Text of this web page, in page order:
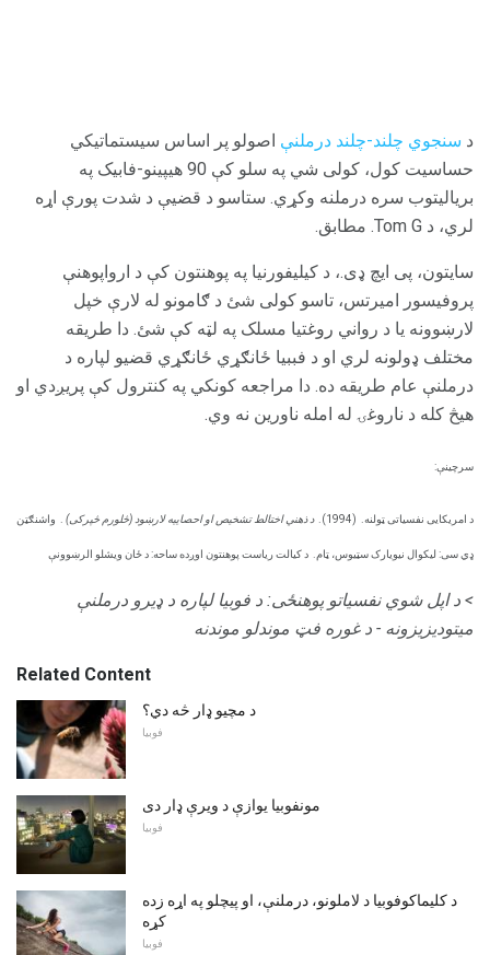
د سنجوي چلند-چلند درملنې اصولو پر اساس سیستماتيکي
حساسیت کول، کولی شي په سلو کې 90 هیپینو-فابیک په
بریالیتوب سره درملنه وکړي. ستاسو د قضیې د شدت پورې اړه
لري، د Tom G. مطابق.
سایتون، پی ایچ ډی.، د کیليفورنیا په پوهنتون کې د ارواپوهنې
پروفیسور امیرتس، تاسو کولی شئ د ګامونو له لارې خپل
لارښوونه یا د رواني روغتیا مسلک په لټه کې شئ. دا طریقه
مختلف ډولونه لري او د فببیا ځانګړي ځانګړي قضیو لپاره د
درملنې عام طریقه ده. دا مراجعه کونکي په کنترول کې پریږدي او
هیڅ کله د ناروغۍ له امله ناورین نه وي.
سرچینې:
د امریکایی نفسیاتی ټولنه. (1994). د ذهني اختالط تشخیص او احصاییه لارښود (څلورم څپرکی) . واشنګټن
ډي سی: لیکوال نیویارک سټیوس، ټام. د کیالت ریاست پوهنتون اوږده ساحه: د ځان ویشلو الرښوونې
> د اپل شوي نفسیاتو پوهنځی: د فوبیا لپاره د ډیرو درملنې
میتودیزیزونه - د غوره فټ موندلو موندنه
Related Content
د مچيو ډار څه دي؟
فوبیا
مونفوبیا یوازې د ویرې ډار دی
فوبیا
د کلیماکوفوبیا د لاملونو، درملنې، او پیچلو په اړه زده
کړه
فوبیا